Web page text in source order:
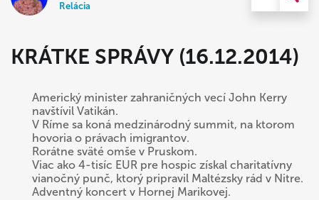
Relácia
KRÁTKE SPRÁVY (16.12.2014)
Americký minister zahraničných vecí John Kerry
navštívil Vatikán.
V Ríme sa koná medzinárodný summit, na ktorom
hovoria o právach imigrantov.
Rorátne sväté omše v Pruskom.
Viac ako 4-tisíc EUR pre hospic získal charitatívny
vianočný punč, ktorý pripravil Maltézsky rád v Nitre.
Adventný koncert v Hornej Marikovej.